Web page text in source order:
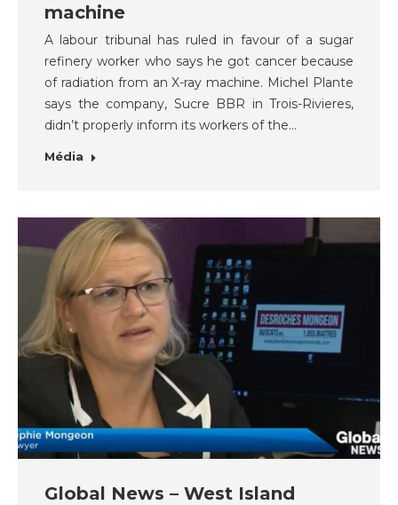
machine
A labour tribunal has ruled in favour of a sugar
refinery worker who says he got cancer because
of radiation from an X-ray machine. Michel Plante
says the company, Sucre BBR in Trois-Rivieres,
didn’t properly inform its workers of the…
Média
Global News – West Island